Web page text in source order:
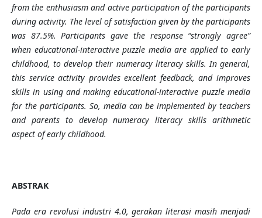
from the enthusiasm and active participation of the participants
during activity. The level of satisfaction given by the participants
was 87.5%. Participants gave the response “strongly agree”
when educational-interactive puzzle media are applied to early
childhood, to develop their numeracy literacy skills. In general,
this service activity provides excellent feedback, and improves
skills in using and making educational-interactive puzzle media
for the participants. So, media can be implemented by teachers
and parents to develop numeracy literacy skills arithmetic
aspect of early childhood.
ABSTRAK
Pada era revolusi industri 4.0, gerakan literasi masih menjadi